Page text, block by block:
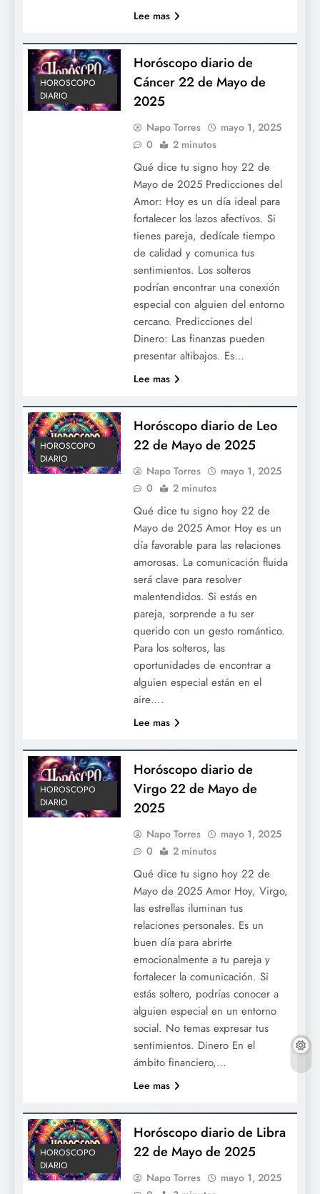
Lee mas
HOROSCOPO
DIARIO
Horóscopo diario de
Cáncer 22 de Mayo de
2025
Napo Torres
mayo 1, 2025
0
2 minutos
Qué dice tu signo hoy 22 de
Mayo de 2025 Predicciones del
Amor: Hoy es un día ideal para
fortalecer los lazos afectivos. Si
tienes pareja, dedícale tiempo
de calidad y comunica tus
sentimientos. Los solteros
podrían encontrar una conexión
especial con alguien del entorno
cercano. Predicciones del
Dinero: Las finanzas pueden
presentar altibajos. Es…
Lee mas
HOROSCOPO
DIARIO
Horóscopo diario de Leo
22 de Mayo de 2025
Napo Torres
mayo 1, 2025
0
2 minutos
Qué dice tu signo hoy 22 de
Mayo de 2025 Amor Hoy es un
día favorable para las relaciones
amorosas. La comunicación fluida
será clave para resolver
malentendidos. Si estás en
pareja, sorprende a tu ser
querido con un gesto romántico.
Para los solteros, las
oportunidades de encontrar a
alguien especial están en el
aire….
Lee mas
HOROSCOPO
DIARIO
Horóscopo diario de
Virgo 22 de Mayo de
2025
Napo Torres
mayo 1, 2025
0
2 minutos
Qué dice tu signo hoy 22 de
Mayo de 2025 Amor Hoy, Virgo,
las estrellas iluminan tus
relaciones personales. Es un
buen día para abrirte
emocionalmente a tu pareja y
fortalecer la comunicación. Si
estás soltero, podrías conocer a
alguien especial en un entorno
social. No temas expresar tus
sentimientos. Dinero En el
ámbito financiero,…
Lee mas
HOROSCOPO
DIARIO
Horóscopo diario de Libra
22 de Mayo de 2025
Napo Torres
mayo 1, 2025